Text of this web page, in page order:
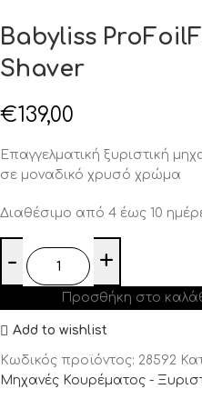
Babyliss
Shaver
€139,00
Επαγγελματική ξυριστική
σε μοναδικό χρυσό χρώμα
Διαθέσιμο από 4 έως 10
Προσθήκη στο
Add to wishlist
Κωδικός προϊόντος: 28592
Μηχανές Κουρέματος -